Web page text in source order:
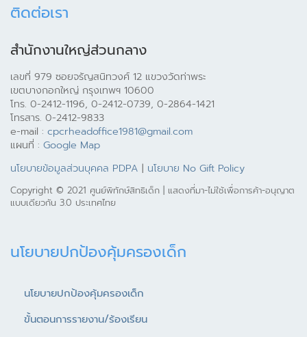
ติดต่อเรา
สำนักงานใหญ่ส่วนกลาง
เลขที่ 979 ซอยจรัญสนิทวงศ์ 12 แขวงวัดท่าพระ
เขตบางกอกใหญ่ กรุงเทพฯ 10600
โทร. 0-2412-1196, 0-2412-0739, 0-2864-1421
โทรสาร. 0-2412-9833
e-mail : cpcrheadoffice1981@gmail.com
แผนที่ : Google Map
นโยบายข้อมูลส่วนบุคคล PDPA | นโยบาย No Gift Policy
Copyright © 2021 ศูนย์พิทักษ์สิทธิเด็ก | แสดงที่มา-ไม่ใช้เพื่อการค้า-อนุญาต
แบบเดียวกัน 3.0 ประเทศไทย
นโยบายปกป้องคุ้มครองเด็ก
นโยบายปกป้องคุ้มครองเด็ก
ขั้นตอนการรายงาน/ร้องเรียน